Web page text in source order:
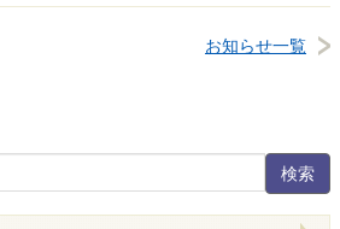
お知らせ一覧